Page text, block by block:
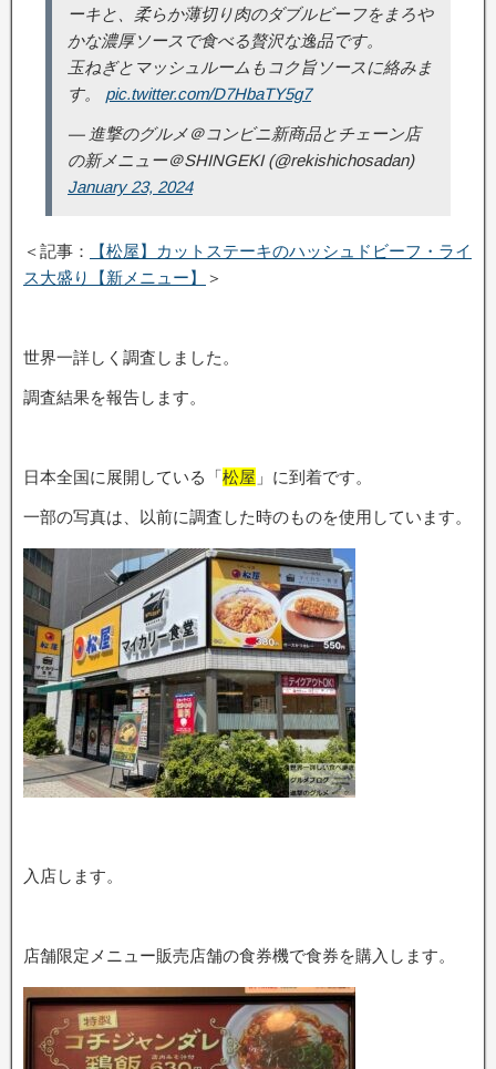
ーキと、柔らか薄切り肉のダブルビーフをまろや
かな濃厚ソースで食べる贅沢な逸品です。
玉ねぎとマッシュルームもコク旨ソースに絡みま
す。 pic.twitter.com/D7HbaTY5g7
— 進撃のグルメ＠コンビニ新商品とチェーン店
の新メニュー＠SHINGEKI (@rekishichosadan)
January 23, 2024
＜記事：
【松屋】カットステーキのハッシュドビーフ・ライ
ス大盛り【新メニュー】
＞
世界一詳しく調査しました。
調査結果を報告します。
日本全国に展開している「松屋 」に到着です。
一部の写真は、以前に調査した時のものを使用しています。
入店します。
店舗限定メニュー販売店舗の食券機で食券を購入します。